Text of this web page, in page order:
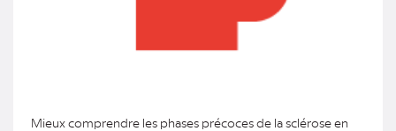
Mieux comprendre les phases précoces de la sclérose en